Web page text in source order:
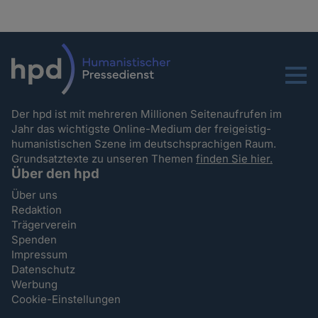
Menu
Der hpd ist mit mehreren Millionen Seitenaufrufen im
Jahr das wichtigste Online-Medium der freigeistig-
humanistischen Szene im deutschsprachigen Raum.
Grundsatztexte zu unseren Themenfinden Sie hier.
Über den hpd
Über uns
Redaktion
Trägerverein
Spenden
Impressum
Datenschutz
Werbung
Cookie-Einstellungen